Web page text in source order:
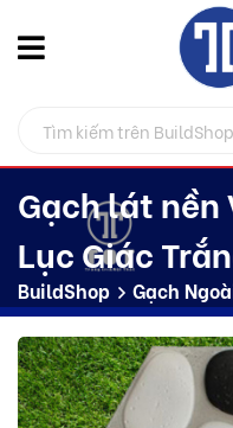
Gạch lát nền
Lục Giác
BuildShop Gạch